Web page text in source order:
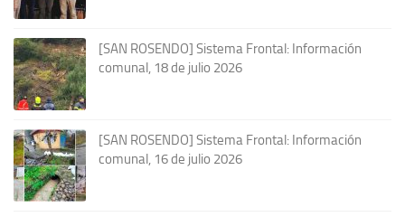
[SAN ROSENDO] Sistema Frontal: Información
comunal, 18 de julio 2026
[SAN ROSENDO] Sistema Frontal: Información
comunal, 16 de julio 2026